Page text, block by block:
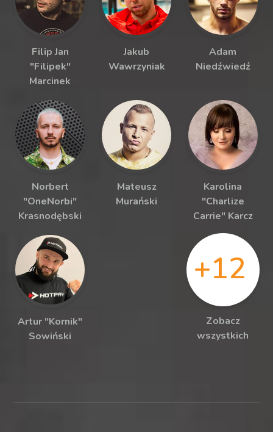
Filip Jan
"Filipek"
Marcinek
Jakub
Wawrzyniak
Adam
Niedźwiedź
Norbert
"OneNorbi"
Krasnodębski
Mateusz
Murański
Karolina
"Charlize
Carrie" Karcz
Artur "Kornik"
Sowiński
+12
Zobacz
wszystkich